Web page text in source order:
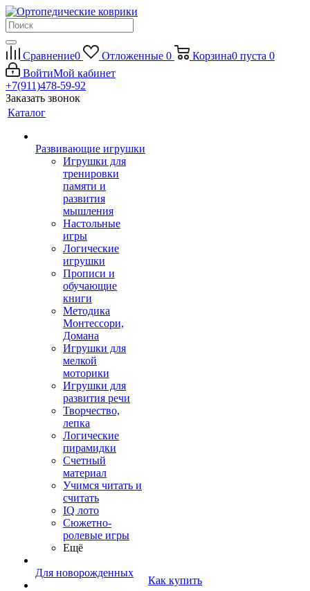
Сравнение0 Отложенные 0 Корзина0 пуста 0
ВойтиМой кабинет
+7(911)478-59-92
Заказать звонок
Каталог
Развивающие игрушки
Игрушки для
тренировки
памяти и
развития
мышления
Настольные
игры
Логические
игрушки
Прописи и
обучающие
книги
Методика
Монтессори,
Домана
Игрушки для
мелкой
моторики
Игрушки для
развития речи
Творчество,
лепка
Логические
пирамидки
Счетный
материал
Учимся читать и
считать
IQ лото
Сюжетно-
ролевые игры
Ещё
Для новорожденных
Как купить